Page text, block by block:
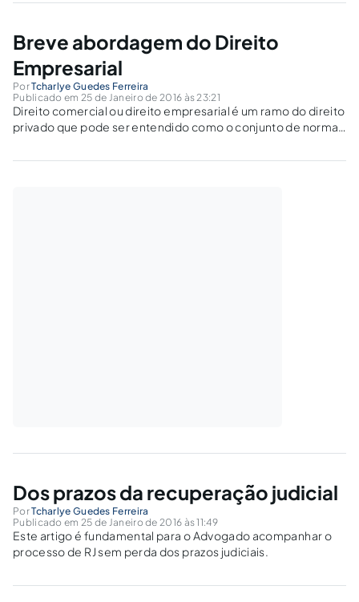
Breve abordagem do Direito
Empresarial
PorTcharlye Guedes Ferreira
Publicado em 25 de Janeiro de 2016 às 23:21
Direito comercial ou direito empresarial é um ramo do direito
privado que pode ser entendido como o conjunto de normas
Dos prazos da recuperação judicial
PorTcharlye Guedes Ferreira
Publicado em 25 de Janeiro de 2016 às 11:49
Este artigo é fundamental para o Advogado acompanhar o
processo de RJ sem perda dos prazos judiciais.